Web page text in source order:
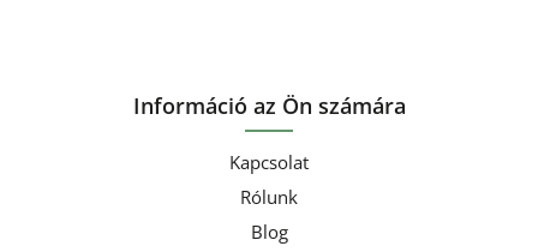
Információ az Ön számára
Kapcsolat
Rólunk
Blog